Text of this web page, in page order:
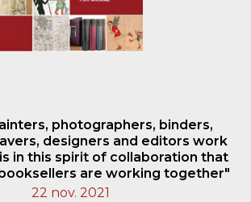
photographers, binders,
designers and editors work
in this spirit of collaboration that
are working together"
22 nov. 2021